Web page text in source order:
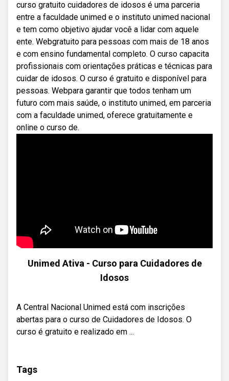
curso gratuito cuidadores de idosos é uma parceria
entre a faculdade unimed e o instituto unimed nacional
e tem como objetivo ajudar você a lidar com aquele
ente. Webgratuito para pessoas com mais de 18 anos
e com ensino fundamental completo. O curso capacita
profissionais com orientações práticas e técnicas para
cuidar de idosos. O curso é gratuito e disponível para
pessoas. Webpara garantir que todos tenham um
futuro com mais saúde, o instituto unimed, em parceria
com a faculdade unimed, oferece gratuitamente e
online o curso de.
Unimed Ativa - Curso para Cuidadores de
Idosos
A Central Nacional Unimed está com inscrições
abertas para o curso de Cuidadores de Idosos. O
curso é gratuito e realizado em ...
Tags